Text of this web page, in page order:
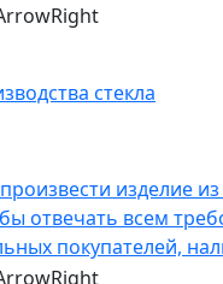
стекла
изделие из
отвечать всем
покупателей,